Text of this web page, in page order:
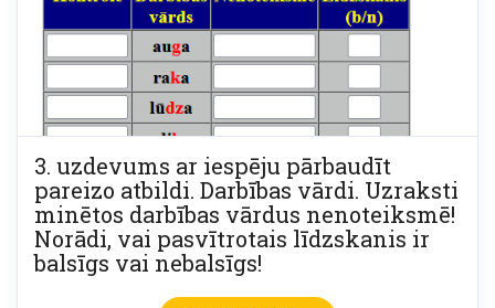
3. uzdevums ar iespēju pārbaudīt
pareizo atbildi. Darbības vārdi. Uzraksti
minētos darbības vārdus nenoteiksmē!
Norādi, vai pasvītrotais līdzskanis ir
balsīgs vai nebalsīgs!